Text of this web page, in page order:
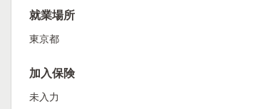
就業場所
東京都
加入保険
未入力